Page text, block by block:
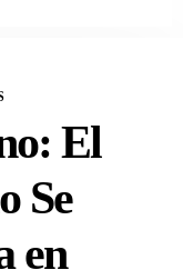
El
Se
en